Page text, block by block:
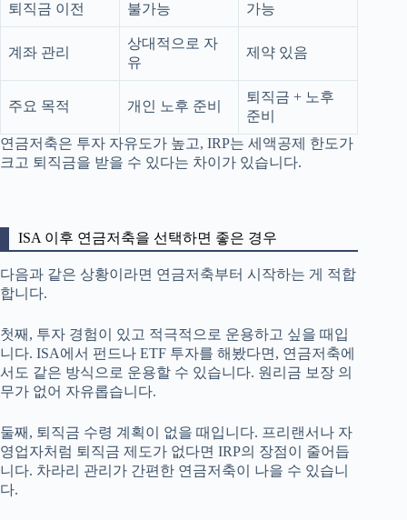
퇴직금 이전 불가능 가능
계좌 관리
상대적으로 자
유
제약 있음
주요 목적 개인 노후 준비
퇴직금 + 노후
준비
연금저축은 투자 자유도가 높고, IRP는 세액공제 한도가
크고 퇴직금을 받을 수 있다는 차이가 있습니다.
ISA 이후 연금저축을 선택하면 좋은 경우
다음과 같은 상황이라면 연금저축부터 시작하는 게 적합
합니다.
첫째, 투자 경험이 있고 적극적으로 운용하고 싶을 때입
니다. ISA에서 펀드나 ETF 투자를 해봤다면, 연금저축에
서도 같은 방식으로 운용할 수 있습니다. 원리금 보장 의
무가 없어 자유롭습니다.
둘째, 퇴직금 수령 계획이 없을 때입니다. 프리랜서나 자
영업자처럼 퇴직금 제도가 없다면 IRP의 장점이 줄어듭
니다. 차라리 관리가 간편한 연금저축이 나을 수 있습니
다.